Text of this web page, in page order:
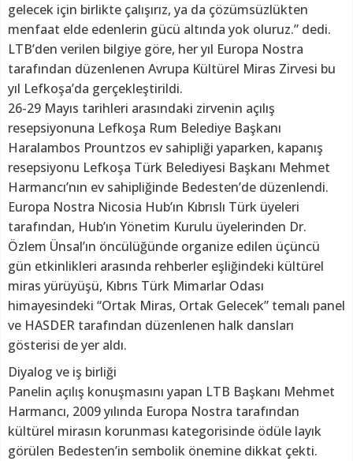
gelecek için birlikte çalışırız, ya da çözümsüzlükten
menfaat elde edenlerin gücü altında yok oluruz.” dedi.
LTB’den verilen bilgiye göre, her yıl Europa Nostra
tarafından düzenlenen Avrupa Kültürel Miras Zirvesi bu
yıl Lefkoşa’da gerçekleştirildi.
26-29 Mayıs tarihleri arasındaki zirvenin açılış
resepsiyonuna Lefkoşa Rum Belediye Başkanı
Haralambos Prountzos ev sahipliği yaparken, kapanış
resepsiyonu Lefkoşa Türk Belediyesi Başkanı Mehmet
Harmancı’nın ev sahipliğinde Bedesten’de düzenlendi.
Europa Nostra Nicosia Hub’ın Kıbrıslı Türk üyeleri
tarafından, Hub’ın Yönetim Kurulu üyelerinden Dr.
Özlem Ünsal’ın öncülüğünde organize edilen üçüncü
gün etkinlikleri arasında rehberler eşliğindeki kültürel
miras yürüyüşü, Kıbrıs Türk Mimarlar Odası
himayesindeki “Ortak Miras, Ortak Gelecek” temalı panel
ve HASDER tarafından düzenlenen halk dansları
gösterisi de yer aldı.
Diyalog ve iş birliği
Panelin açılış konuşmasını yapan LTB Başkanı Mehmet
Harmancı, 2009 yılında Europa Nostra tarafından
kültürel mirasın korunması kategorisinde ödüle layık
görülen Bedesten’in sembolik önemine dikkat çekti.